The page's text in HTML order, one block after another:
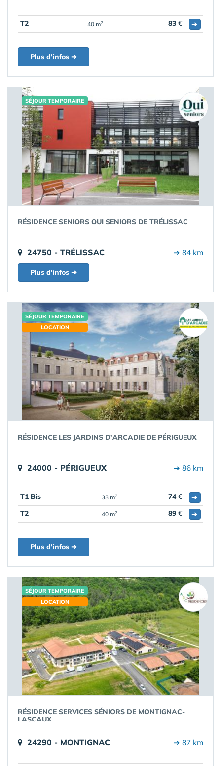
T2 40 m2 83 € ➔
Plus d'infos ➔
SÉJOUR TEMPORAIRE
RÉSIDENCE SENIORS OUI SENIORS DE TRÉLISSAC
24750 - TRÉLISSAC ➔ 84 km
Plus d'infos ➔
SÉJOUR TEMPORAIRE
LOCATION
RÉSIDENCE LES JARDINS D'ARCADIE DE PÉRIGUEUX
24000 - PÉRIGUEUX ➔ 86 km
T1 Bis 33 m2 74€
➔
T2
40 m2 89 € ➔
Plus d'infos ➔
SÉJOUR TEMPORAIRE
LOCATION
RÉSIDENCE SERVICES SÉNIORS DE MONTIGNAC-
LASCAUX
24290 - MONTIGNAC ➔ 87 km